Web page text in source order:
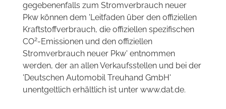
gegebenenfalls zum Stromverbrauch neuer
Pkw können dem 'Leitfaden über den offiziellen
Kraftstoffverbrauch, die offiziellen spezifischen
CO2-Emissionen und den offiziellen
Stromverbrauch neuer Pkw' entnommen
werden, der an allen Verkaufsstellen und bei der
'Deutschen Automobil Treuhand GmbH'
unentgeltlich erhältlich ist unter www.dat.de.